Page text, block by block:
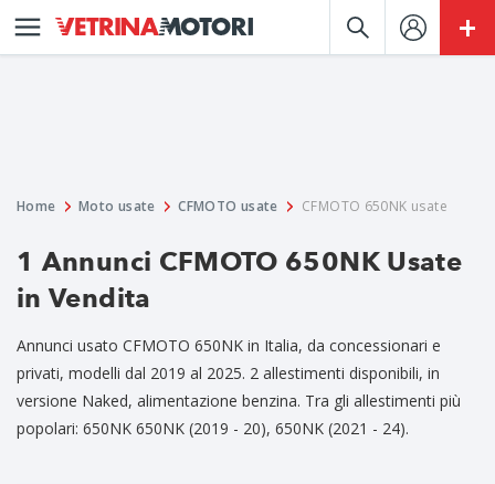
Home Moto usate CFMOTO usate CFMOTO 650NK usate
1 Annunci CFMOTO 650NK Usate
in Vendita
Annunci usato CFMOTO 650NK in Italia, da concessionari e
privati, modelli dal 2019 al 2025. 2 allestimenti disponibili, in
versione Naked, alimentazione benzina. Tra gli allestimenti più
popolari: 650NK 650NK (2019 - 20), 650NK (2021 - 24).